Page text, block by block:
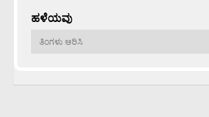
ಹಳೆಯವು
ಹಳೆಯವು